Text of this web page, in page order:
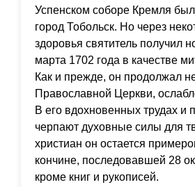
Успенском соборе Кремля
город Тобольск. Но через
здоровья святитель получил
марта 1702 года в качестве
Как и прежде, он продолжал
Православной Церкви,
В его вдохновенных трудах и
черпают духовные силы для
христиан он остается
кончине, последовавшей 28
кроме книг и рукописей.